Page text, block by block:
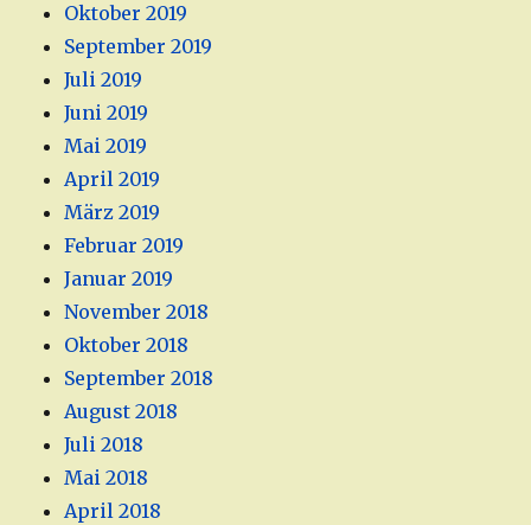
Oktober 2019
September 2019
Juli 2019
Juni 2019
Mai 2019
April 2019
März 2019
Februar 2019
Januar 2019
November 2018
Oktober 2018
September 2018
August 2018
Juli 2018
Mai 2018
April 2018